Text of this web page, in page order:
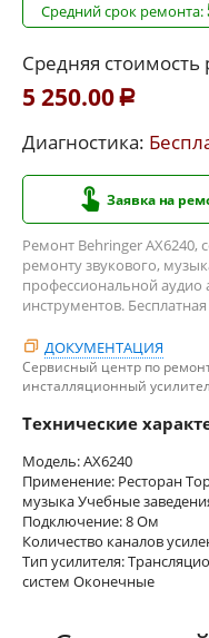
Средний срок ремонта:
Средняя
5 250.00 Р
Диагностика:
Заявка на
Ремонт Behringer AX6240,
ремонту звукового,
профессиональной
инструментов.
ДОКУМЕНТАЦИЯ
Сервисный центр по
инсталляционный
Технические
Модель: AX6240
Применение: Ресторан
музыка Учебные
Подключение: 8 Ом
Количество каналов
Тип усилителя:
систем Оконечные